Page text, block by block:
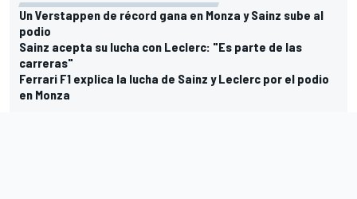
Un Verstappen de récord gana en Monza y Sainz sube al
podio
Sainz acepta su lucha con Leclerc: "Es parte de las
carreras"
Ferrari F1 explica la lucha de Sainz y Leclerc por el podio
en Monza